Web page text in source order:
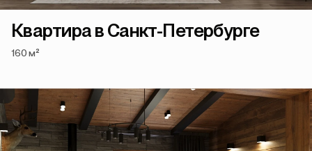
Квартира в Санкт-Петербурге
160 м²